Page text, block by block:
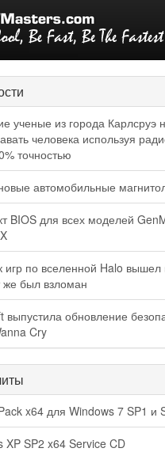
ученые из города Карлсруэ
человека используя
точностью
автомобильные
BIOS для всех моделей
игр по вселенной Halo вышел
же был взломан
выпустила обновление
Cry
x64 для Windows 7 SP1 и
XP SP2 x64 Service CD